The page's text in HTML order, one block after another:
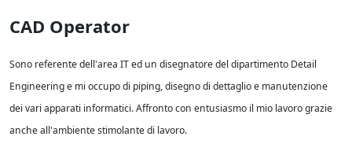
CAD Operator
Sono referente dell'area IT ed un disegnatore del dipartimento Detail
Engineering e mi occupo di piping, disegno di dettaglio e manutenzione
dei vari apparati informatici. Affronto con entusiasmo il mio lavoro grazie
anche all'ambiente stimolante di lavoro.